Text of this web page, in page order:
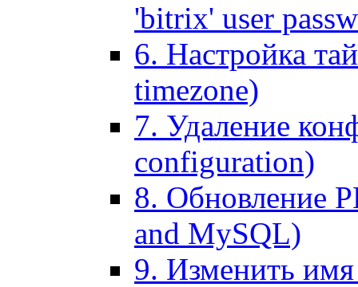
'bitrix' user
6. Настройка
timezone)
7. Удаление
configuration)
8. Обновление
and MySQL)
9. Изменить имя